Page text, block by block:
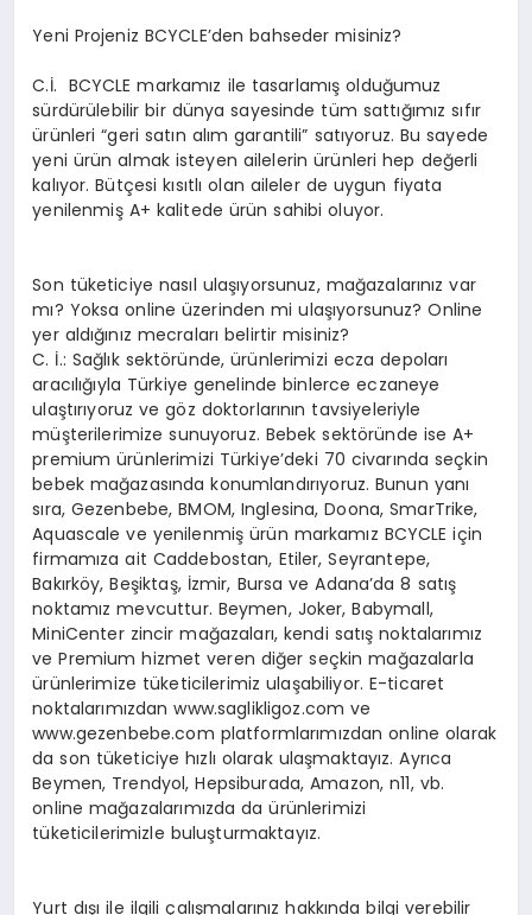
Yeni Projeniz BCYCLE’den bahseder misiniz?
C.İ. BCYCLE markamız ile tasarlamış olduğumuz
sürdürülebilir bir dünya sayesinde tüm sattığımız sıfır
ürünleri “geri satın alım garantili” satıyoruz. Bu sayede
yeni ürün almak isteyen ailelerin ürünleri hep değerli
kalıyor. Bütçesi kısıtlı olan aileler de uygun fiyata
yenilenmiş A+ kalitede ürün sahibi oluyor.
Son tüketiciye nasıl ulaşıyorsunuz, mağazalarınız var
mı? Yoksa online üzerinden mi ulaşıyorsunuz? Online
yer aldığınız mecraları belirtir misiniz?
C. İ.: Sağlık sektöründe, ürünlerimizi ecza depoları
aracılığıyla Türkiye genelinde binlerce eczaneye
ulaştırıyoruz ve göz doktorlarının tavsiyeleriyle
müşterilerimize sunuyoruz. Bebek sektöründe ise A+
premium ürünlerimizi Türkiye’deki 70 civarında seçkin
bebek mağazasında konumlandırıyoruz. Bunun yanı
sıra, Gezenbebe, BMOM, Inglesina, Doona, SmarTrike,
Aquascale ve yenilenmiş ürün markamız BCYCLE için
firmamıza ait Caddebostan, Etiler, Seyrantepe,
Bakırköy, Beşiktaş, İzmir, Bursa ve Adana’da 8 satış
noktamız mevcuttur. Beymen, Joker, Babymall,
MiniCenter zincir mağazaları, kendi satış noktalarımız
ve Premium hizmet veren diğer seçkin mağazalarla
ürünlerimize tüketicilerimiz ulaşabiliyor. E-ticaret
noktalarımızdan www.saglikligoz.com ve
www.gezenbebe.com platformlarımızdan online olarak
da son tüketiciye hızlı olarak ulaşmaktayız. Ayrıca
Beymen, Trendyol, Hepsiburada, Amazon, n11, vb.
online mağazalarımızda da ürünlerimizi
tüketicilerimizle buluşturmaktayız.
Yurt dışı ile ilgili çalışmalarınız hakkında bilgi verebilir